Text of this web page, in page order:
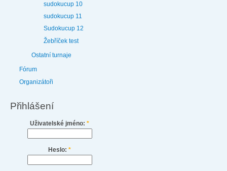
sudokucup 10
sudokucup 11
Sudokucup 12
Žebříček test
Ostatní turnaje
Fórum
Organizátoři
Přihlášení
Uživatelské jméno: *
Heslo: *